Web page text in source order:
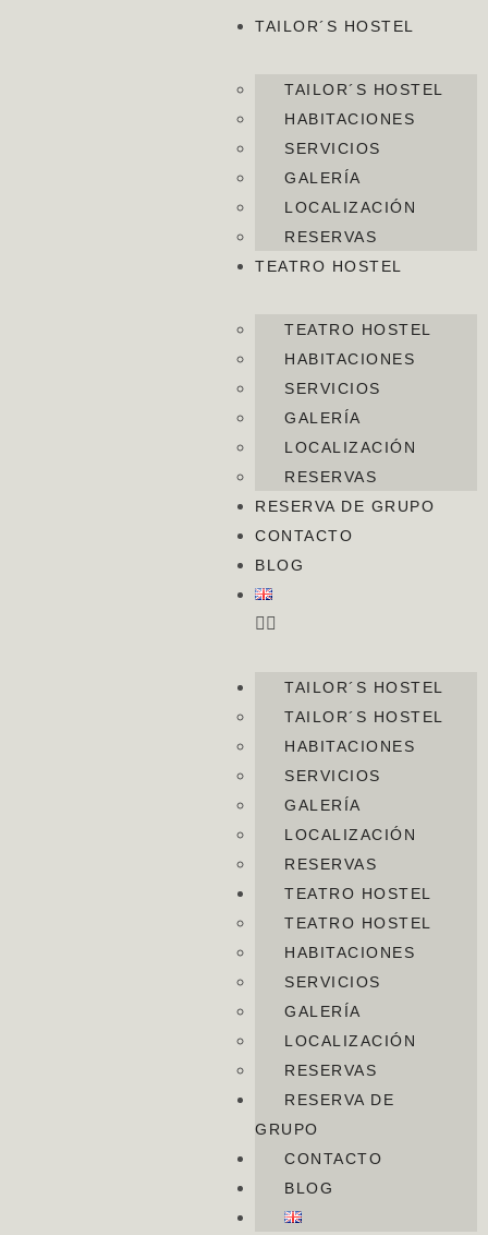
TAILOR´S HOSTEL
TAILOR´S HOSTEL
HABITACIONES
SERVICIOS
GALERÍA
LOCALIZACIÓN
RESERVAS
TEATRO HOSTEL
TEATRO HOSTEL
HABITACIONES
SERVICIOS
GALERÍA
LOCALIZACIÓN
RESERVAS
RESERVA DE GRUPO
CONTACTO
BLOG
TAILOR´S HOSTEL
TAILOR´S HOSTEL
HABITACIONES
SERVICIOS
GALERÍA
LOCALIZACIÓN
RESERVAS
TEATRO HOSTEL
TEATRO HOSTEL
HABITACIONES
SERVICIOS
GALERÍA
LOCALIZACIÓN
RESERVAS
RESERVA DE
GRUPO
CONTACTO
BLOG